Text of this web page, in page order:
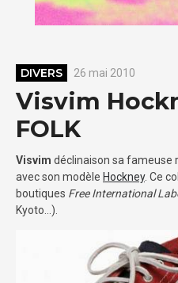
DIVERS 26 mai 2010
Visvim
FOLK
Visvim déclinaison sa fameuse
avec son modèle Hockney. Ce
boutiques Free International
Kyoto…).